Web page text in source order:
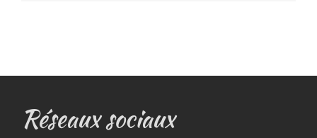
Réseaux sociaux